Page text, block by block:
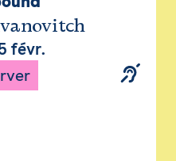
févr.